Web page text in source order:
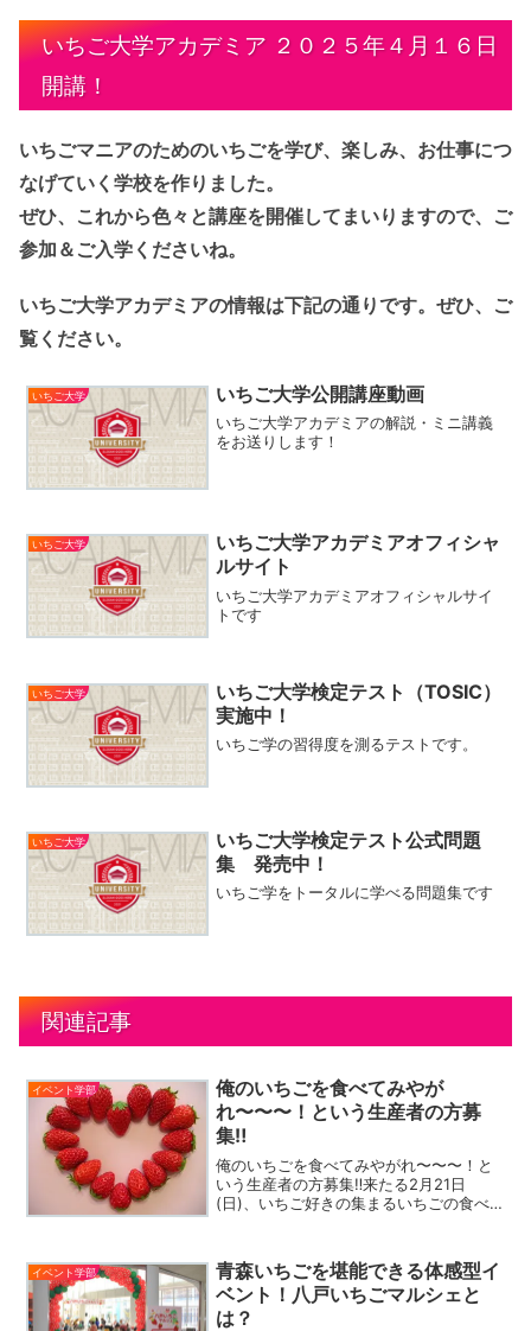
いちご大学アカデミア ２０２５年４月１６日
開講！
いちごマニアのためのいちごを学び、楽しみ、お仕事につ
なげていく学校を作りました。
ぜひ、これから色々と講座を開催してまいりますので、ご
参加＆ご入学くださいね。
いちご大学アカデミアの情報は下記の通りです。ぜひ、ご
覧ください。
いちご大学 いちご大学公開講座動画
いちご大学アカデミアの解説・ミニ講義
をお送りします！
いちご大学
いちご大学アカデミアオフィシャ
ルサイト
いちご大学アカデミアオフィシャルサイ
トです
いちご大学
いちご大学検定テスト（TOSIC）
実施中！
いちご学の習得度を測るテストです。
いちご大学
いちご大学検定テスト公式問題
集 発売中！
いちご学をトータルに学べる問題集です
関連記事
イベント学部
俺のいちごを食べてみやが
れ〜〜〜！という生産者の方募
集‼︎
俺のいちごを食べてみやがれ〜〜〜！と
いう生産者の方募集‼来たる2月21日
(日)、いちご好きの集まるいちごの食べ
も出るほど人気でスゴイことになってい
ます。当日は投票により...
イベント学部
青森いちごを堪能できる体感型イ
ベント！八戸いちごマルシェと
は？